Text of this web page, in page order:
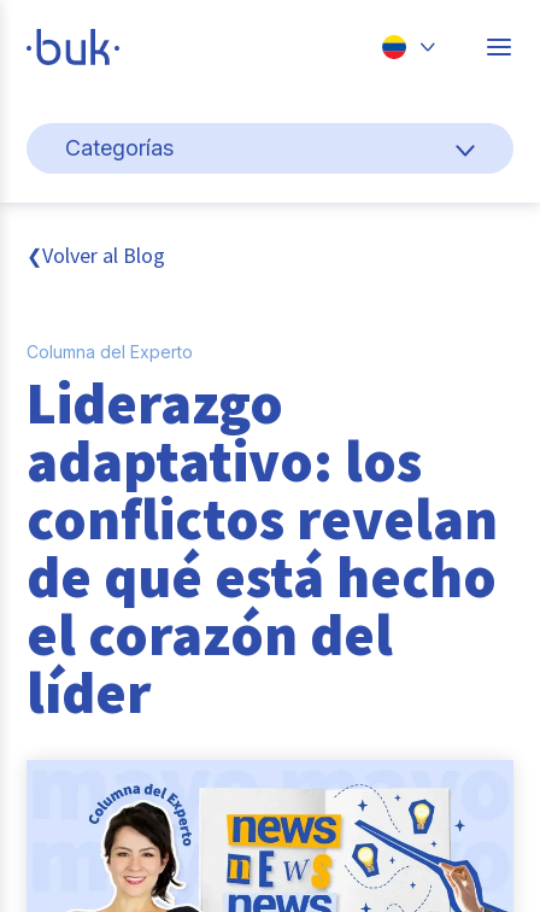
Perú
Categorías
Cultura y bienestar laboral
Gestión de personas
Pago de nómina
Buk
Transformación digital
Tendencias y Data
Reclutamiento y Selección
Casos de éxito
Columna del Experto
❮Volver al Blog
Columna del Experto
Liderazgo
adaptativo: los
conflictos revelan
de qué está hecho
el corazón del
líder